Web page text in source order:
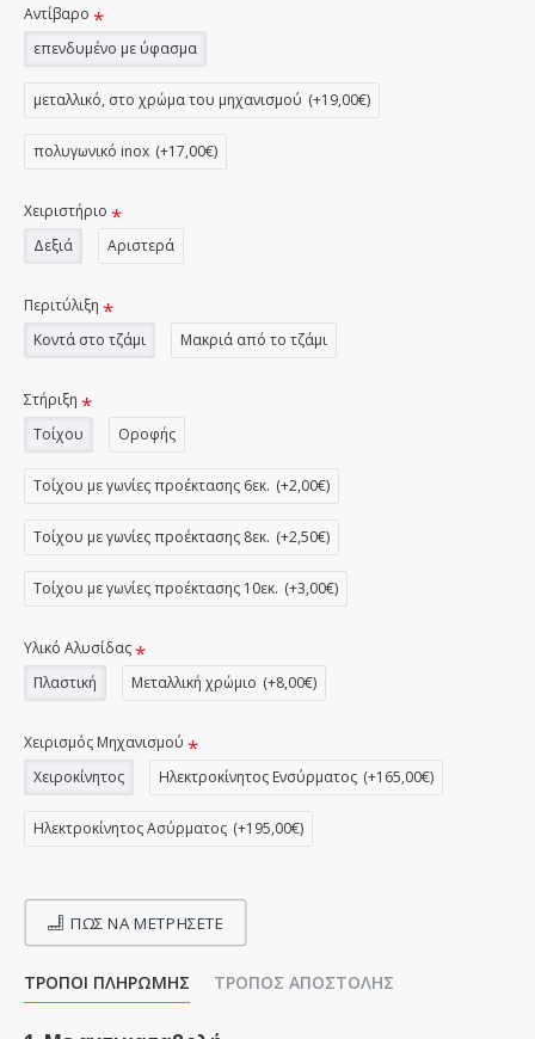
Αντίβαρο
επενδυμένο με ύφασμα
μεταλλικό, στο χρώμα του μηχανισμού (+19,00€)
πολυγωνικό inox (+17,00€)
Χειριστήριο
Δεξιά
Αριστερά
Περιτύλιξη
Κοντά στο τζάμι
Μακριά από το τζάμι
Στήριξη
Τοίχου
Οροφής
Τοίχου με γωνίες προέκτασης 6εκ. (+2,00€)
Τοίχου με γωνίες προέκτασης 8εκ. (+2,50€)
Τοίχου με γωνίες προέκτασης 10εκ. (+3,00€)
Υλικό Αλυσίδας
Πλαστική
Μεταλλική χρώμιο (+8,00€)
Χειρισμός Μηχανισμού
Χειροκίνητος
Ηλεκτροκίνητος Ενσύρματος (+165,00€)
Ηλεκτροκίνητος Ασύρματος (+195,00€)
ΠΩΣ ΝΑ ΜΕΤΡΉΣΕΤΕ
ΤΡΌΠΟΙ ΠΛΗΡΩΜΉΣ ΤΡΌΠΟΣ ΑΠΟΣΤΟΛΉΣ